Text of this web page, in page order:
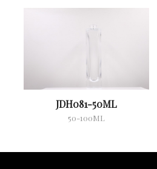
JDH081-50ML
50-100ML